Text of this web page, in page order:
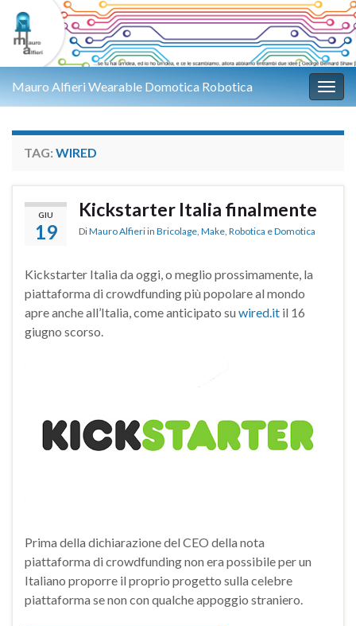
Mauro Alfieri Wearable Domotica Robotica
TAG: WIRED
GIU
19
Kickstarter Italia finalmente
DiMauro Alfieri in Bricolage, Make, Robotica e Domotica
Kickstarter Italia da oggi, o meglio prossimamente, la
piattaforma di crowdfunding più popolare al mondo
apre anche all’Italia, come anticipato su wired.it il 16
giugno scorso.
Prima della dichiarazione del CEO della nota
piattaforma di crowdfunding non era possibile per un
Italiano proporre il proprio progetto sulla celebre
piattaforma se non con qualche appoggio straniero.